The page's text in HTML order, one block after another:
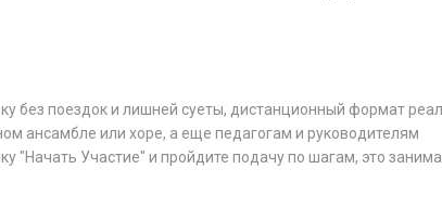
без поездок и лишней суеты, дистанционный формат
ансамбле или хоре, а еще педагогам и руководителям
"Начать Участие" и пройдите подачу по шагам, это